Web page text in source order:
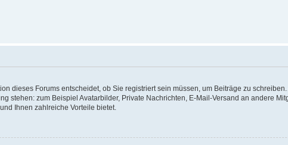
dieses Forums entscheidet, ob Sie registriert sein müssen, um Beiträge zu
stehen: zum Beispiel Avatarbilder, Private Nachrichten, E-Mail-Versand an andere
Ihnen zahlreiche Vorteile bietet.